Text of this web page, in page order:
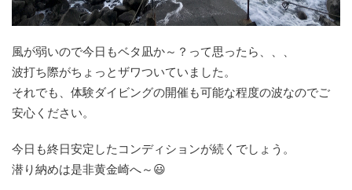
風が弱いので今日もベタ凪か～？って思ったら、、、
波打ち際がちょっとザワついていました。
それでも、体験ダイビングの開催も可能な程度の波なのでご
安心ください。
今日も終日安定したコンディションが続くでしょう。
潜り納めは是非黄金崎へ～😃